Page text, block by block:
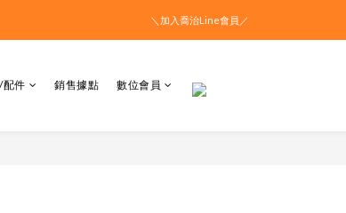
＼加入喬治Line會員／
配件 銷售據點 數位會員